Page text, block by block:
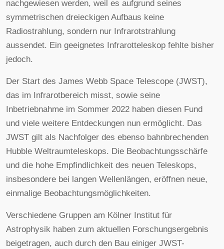
nachgewiesen werden, weil es aufgrund seines
symmetrischen dreieckigen Aufbaus keine
Radiostrahlung, sondern nur Infrarotstrahlung
aussendet. Ein geeignetes Infrarotteleskop fehlte bisher
jedoch.
Der Start des James Webb Space Telescope (JWST),
das im Infrarotbereich misst, sowie seine
Inbetriebnahme im Sommer 2022 haben diesen Fund
und viele weitere Entdeckungen nun ermöglicht. Das
JWST gilt als Nachfolger des ebenso bahnbrechenden
Hubble Weltraumteleskops. Die Beobachtungsschärfe
und die hohe Empfindlichkeit des neuen Teleskops,
insbesondere bei langen Wellenlängen, eröffnen neue,
einmalige Beobachtungsmöglichkeiten.
Verschiedene Gruppen am Kölner Institut für
Astrophysik haben zum aktuellen Forschungsergebnis
beigetragen, auch durch den Bau einiger JWST-